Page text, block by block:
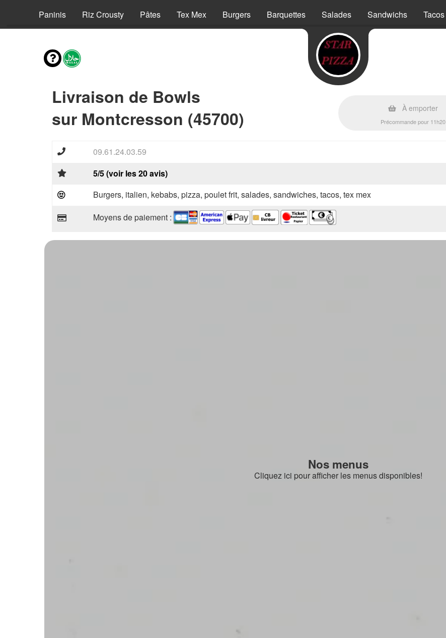
Paninis Riz Crousty Pâtes Tex Mex Burgers Barquettes Salades Sandwichs Tacos
Livraison de Bowls
sur Montcresson (45700)
À emporter
Précommande pour 11h20
09.61.24.03.59
5/5 (voir les 20 avis)
Burgers, italien, kebabs, pizza, poulet frit, salades, sandwiches, tacos, tex mex
Moyens de paiement :
Nos menus
Cliquez ici pour afficher les menus disponibles!